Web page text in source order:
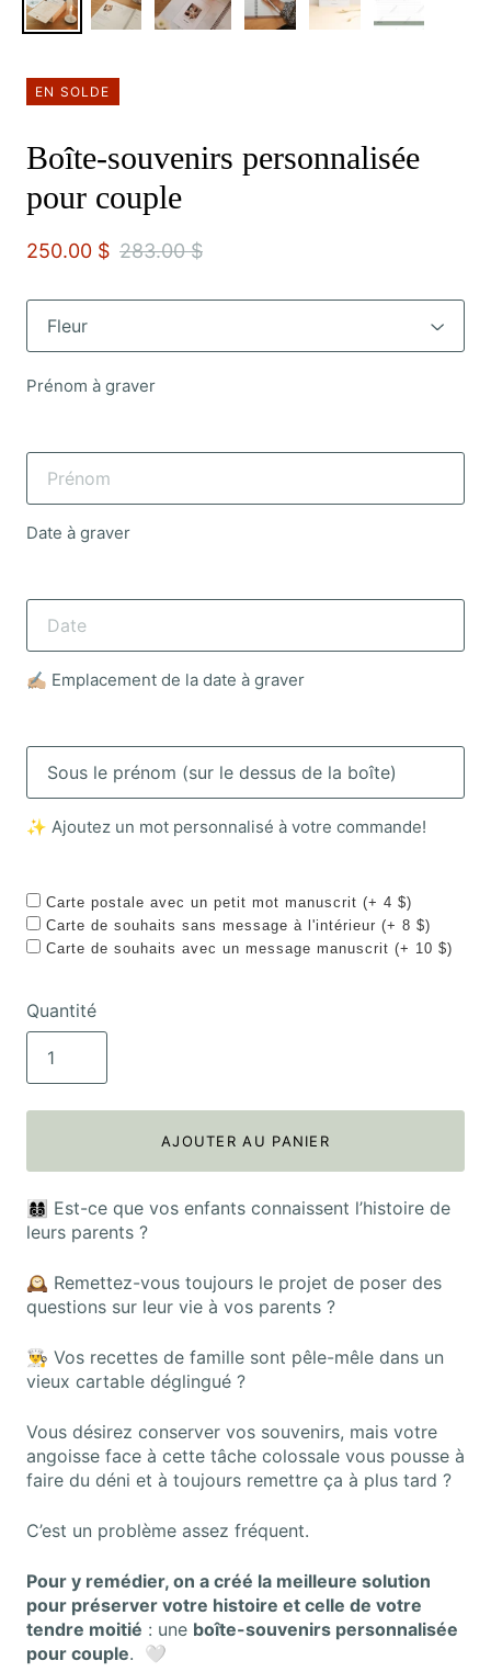
EN SOLDE
Boîte-souvenirs personnalisée
pour couple
250.00 $ 283.00 $
Prénom à graver
Date à graver
✍🏼 Emplacement de la date à graver
✨ Ajoutez un mot personnalisé à votre commande!
Carte postale avec un petit mot manuscrit (+ 4 $)
Carte de souhaits sans message à l'intérieur (+ 8 $)
Carte de souhaits avec un message manuscrit (+ 10 $)
Quantité
AJOUTER AU PANIER
👩‍👩‍👦‍👦 Est-ce que vos enfants connaissent l’histoire de
leurs parents ?
🕰 Remettez-vous toujours le projet de poser des
questions sur leur vie à vos parents ?
👨‍🍳 Vos recettes de famille sont pêle-mêle dans un
vieux cartable déglingué ?
Vous désirez conserver vos souvenirs, mais votre
angoisse face à cette tâche colossale vous pousse à
faire du déni et à toujours remettre ça à plus tard ?
C’est un problème assez fréquent.
Pour y remédier, on a créé la meilleure solution
pour préserver votre histoire et celle de votre
tendre moitié : une boîte-souvenirs personnalisée
pour couple. 🤍